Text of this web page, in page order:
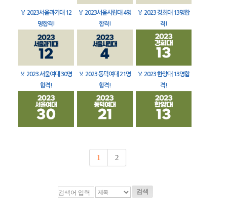
🏅 2023서울과기대 12
명합격!
🏅 2023서울시립대 4명
합격!
🏅 2023 경희대 13명합
격!
🏅 2023 서울여대 30명
합격!
🏅 2023 동덕여대 21명
합격!
🏅 2023 한양대 13명합
격!
1 2
검색